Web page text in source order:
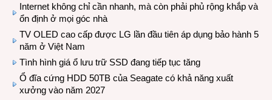
Internet không chỉ cần nhanh, mà còn phải phủ rộng khắp và
ổn định ở mọi góc nhà
TV OLED cao cấp được LG lần đầu tiên áp dụng bảo hành 5
năm ở Việt Nam
Tình hình giá ổ lưu trữ SSD đang tiếp tục tăng
Ổ đĩa cứng HDD 50TB của Seagate có khả năng xuất
xưởng vào năm 2027